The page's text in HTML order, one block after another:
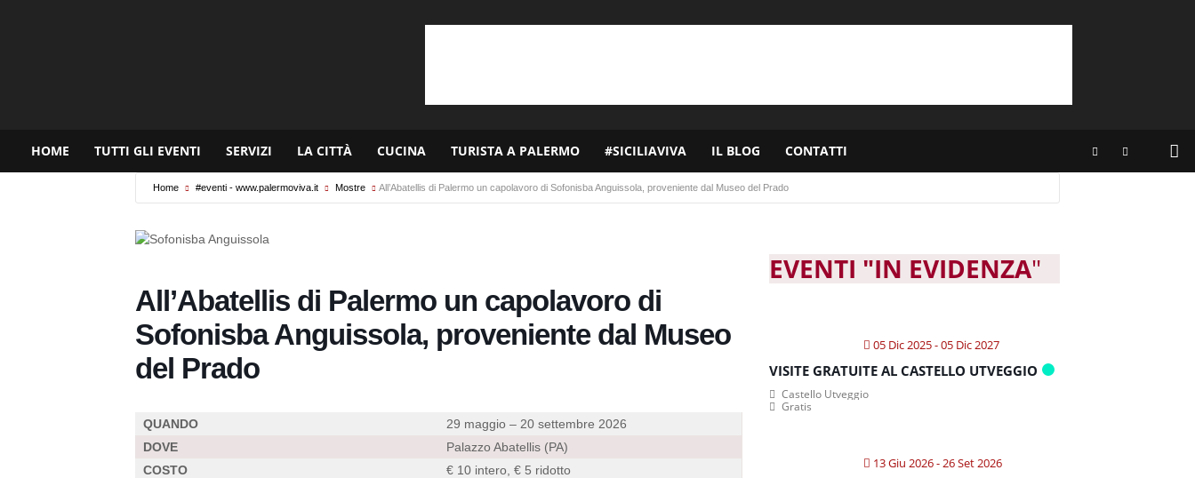
HOME TUTTI GLI EVENTI SERVIZI LA CITTÀ CUCINA TURISTA A PALERMO #SICILIAVIVA IL BLOG CONTATTI
Home #eventi - www.palermoviva.it Mostre All’Abatellis di Palermo un capolavoro di Sofonisba Anguissola, proveniente dal Museo del Prado
All’Abatellis di Palermo un capolavoro di
Sofonisba Anguissola, proveniente dal Museo
del Prado
QUANDO
29 maggio – 20 settembre 2026
DOVE
Palazzo Abatellis (PA)
COSTO
€ 10 intero, € 5 ridotto
EVENTI "IN EVIDENZA"
05 Dic 2025- 05 Dic 2027
VISITE GRATUITE AL CASTELLO UTVEGGIO
Castello Utveggio
Gratis
13 Giu 2026- 26 Set 2026